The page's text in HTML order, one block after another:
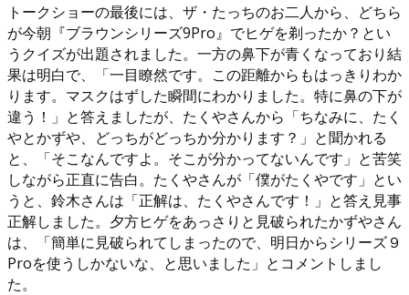
トークショーの最後には、ザ・たっちのお二人から、どちら
が今朝『ブラウンシリーズ9Pro』でヒゲを剃ったか？とい
うクイズが出題されました。一方の鼻下が青くなっており結
果は明白で、「一目瞭然です。この距離からもはっきりわか
ります。マスクはずした瞬間にわかりました。特に鼻の下が
違う！」と答えましたが、たくやさんから「ちなみに、たく
やとかずや、どっちがどっちか分かります？」と聞かれる
と、「そこなんですよ。そこが分かってないんです」と苦笑
しながら正直に告白。たくやさんが「僕がたくやです」とい
うと、鈴木さんは「正解は、たくやさんです！」と答え見事
正解しました。夕方ヒゲをあっさりと見破られたかずやさん
は、「簡単に見破られてしまったので、明日からシリーズ９
Proを使うしかないな、と思いました」とコメントしまし
た。